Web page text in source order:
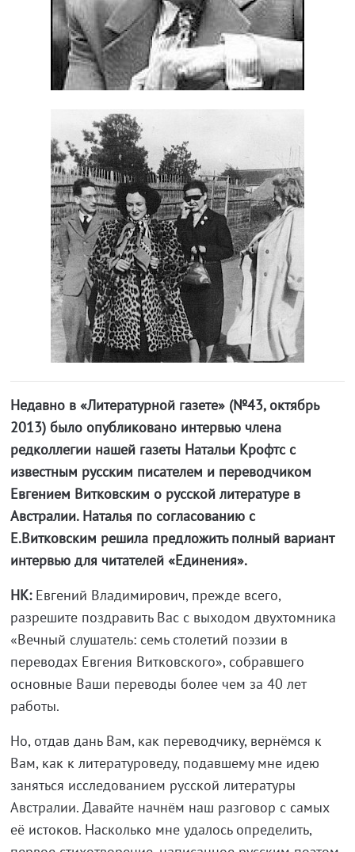
Недавно в «Литературной газете» (№43, октябрь
2013) было опубликовано интервью члена
редколлегии нашей газеты Натальи Крофтс с
известным русским писателем и переводчиком
Евгением Витковским о русской литературе в
Австралии. Наталья по согласованию с
Е.Витковским решила предложить полный вариант
интервью для читателей «Единения».
НК: Евгений Владимирович, прежде всего,
разрешите поздравить Вас с выходом двухтомника
«Вечный слушатель: семь столетий поэзии в
переводах Евгения Витковского», собравшего
основные Ваши переводы более чем за 40 лет
работы.
Но, отдав дань Вам, как переводчику, вернёмся к
Вам, как к литературоведу, подавшему мне идею
заняться исследованием русской литературы
Австралии. Давайте начнём наш разговор с самых
её истоков. Насколько мне удалось определить,